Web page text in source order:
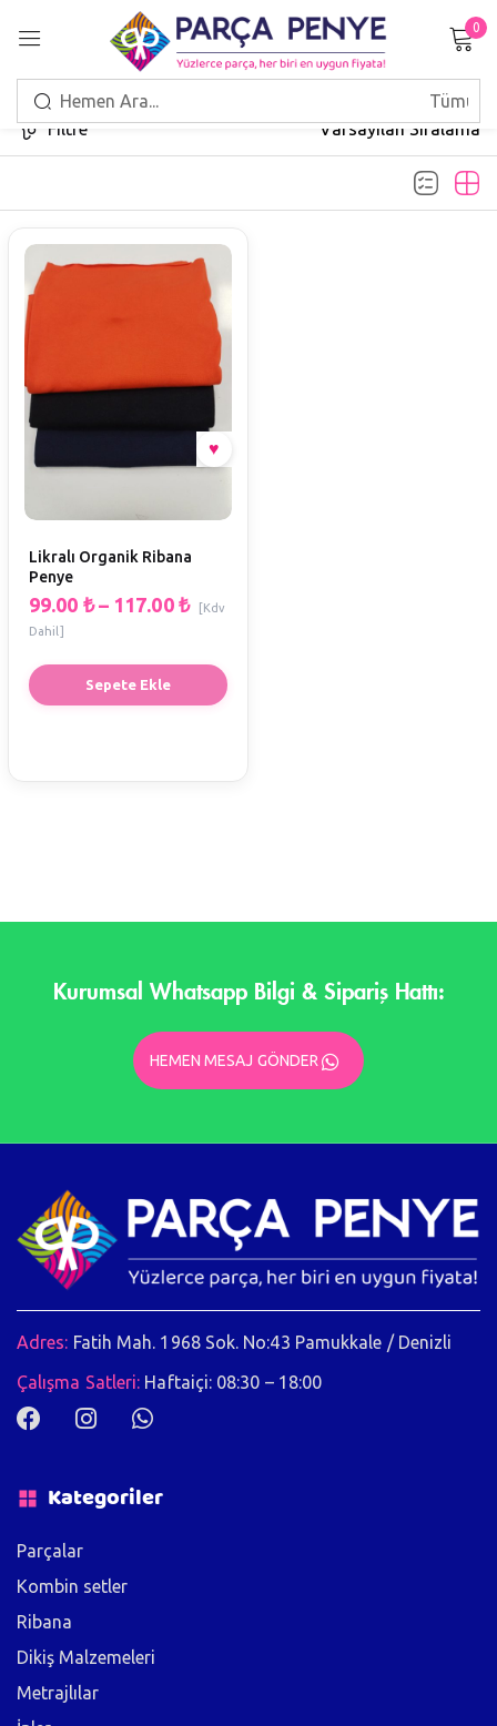
0
Filtre Varsayılan Sıralama
Sepete Ekle
Likralı Organik Ribana
Penye
99.00 ₺ – 117.00 ₺
[Kdv
Dahil]
Kurumsal Whatsapp Bilgi & Sipariş Hattı:
HEMEN MESAJ GÖNDER
Adres: Fatih Mah. 1968 Sok. No:43 Pamukkale / Denizli
Çalışma Satleri: Haftaiçi: 08:30 – 18:00
Kategoriler
Parçalar
Kombin setler
Ribana
Dikiş Malzemeleri
Metrajlılar
Giriş Yap
HESAP OLUŞTUR